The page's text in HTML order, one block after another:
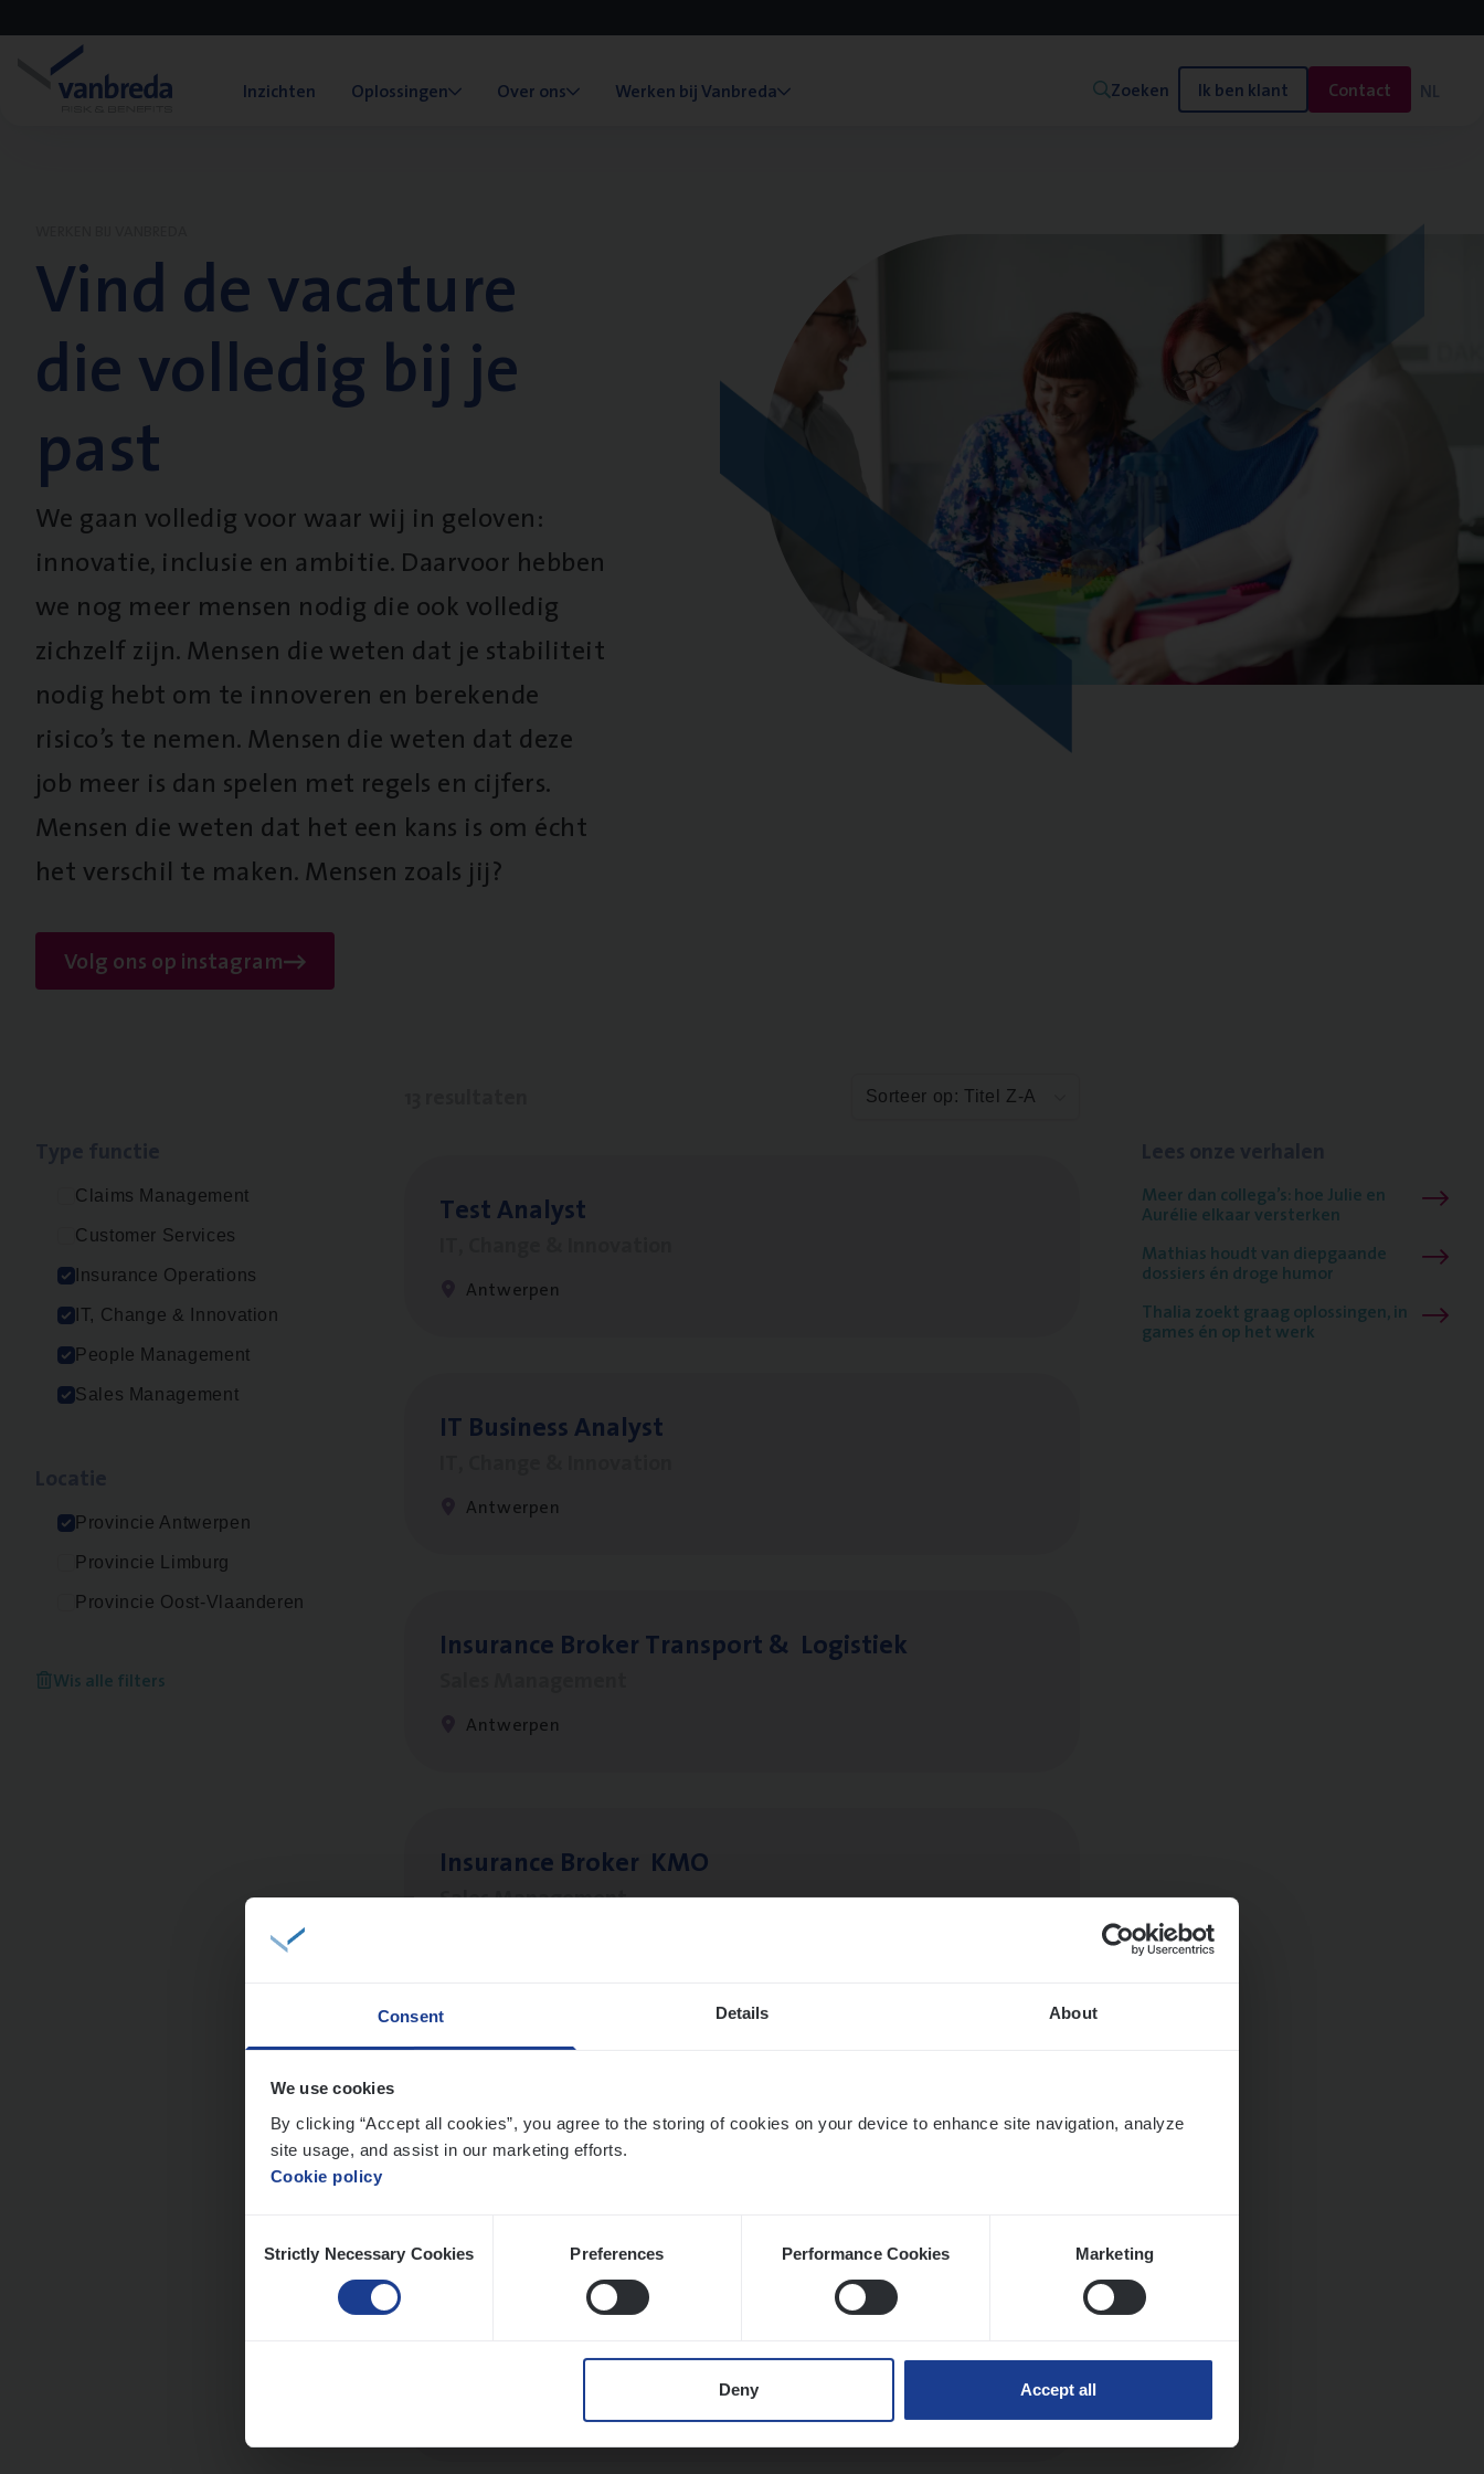
Consent Details About
We use cookies
By clicking “Accept all cookies”, you agree to the storing of cookies on your device to enhance site navigation, analyze
site usage, and assist in our marketing efforts.
Cookie policy
Selection
Strictly Necessary Cookies Preferences Performance Cookies Marketing
Deny Accept all
Inzichten Oplossingen Over ons Werken bij Vanbreda Zoeken Ik ben klant Contact NL
Vind de vacature
die volledig bij je
past
We gaan volledig voor waar wij in geloven:
innovatie, inclusie en ambitie. Daarvoor hebben
we nog meer mensen nodig die ook volledig
zichzelf zijn. Mensen die weten dat je stabiliteit
nodig hebt om te innoveren en berekende
risico’s te nemen. Mensen die weten dat deze
job meer is dan spelen met regels en cijfers.
Mensen die weten dat het een kans is om écht
het verschil te maken. Mensen zoals jij?
Volg ons op instagram
Claims Management
Customer Services
Insurance Operations
IT, Change & Innovation
People Management
Sales Management
Provincie Antwerpen
Provincie Limburg
Provincie Oost-Vlaanderen
Wis alle filters
Sorteer op: Titel Z-A
Test Ana­lyst
Antwerpen
IT Busi­ness Analyst
Antwerpen
Insu­ran­ce Bro­ker Trans­port& Logistiek
Antwerpen
Insu­ran­ce Bro­ker KMO
Sales Management
Public
Insurance Operations
Insurance Operations
Antwerpen en Hasselt
Meer dan collega’s: hoe Julie en
Aurélie elkaar versterken
Mathias houdt van diepgaande
dossiers én droge humor
Thalia zoekt graag oplossingen, in
games én op het werk